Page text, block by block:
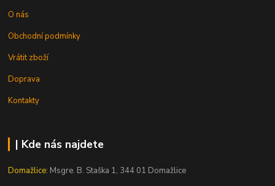
O nás
Obchodní podmínky
Vrátit zboží
Doprava
Kontakty
| Kde nás najdete
Domažlice: Msgre. B. Staška 1, 344 01 Domažlice